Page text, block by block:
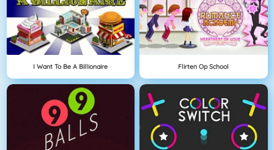
I Want To Be A Billionaire Flirten Op School